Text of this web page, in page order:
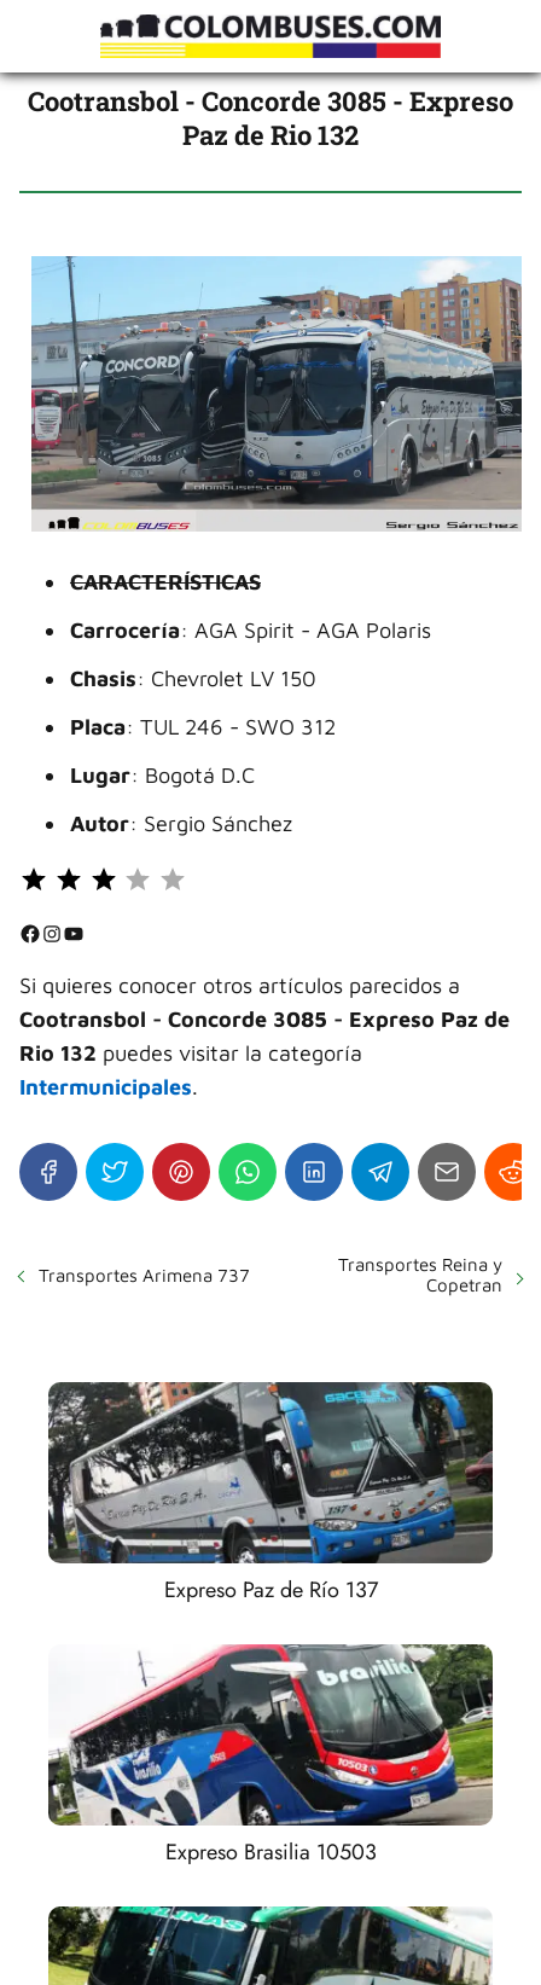
Cootransbol - Concorde 3085 - Expreso
Paz de Rio 132
CARACTERÍSTICAS
Carrocería: AGA Spirit - AGA Polaris
Chasis: Chevrolet LV 150
Placa: TUL 246 - SWO 312
Lugar: Bogotá D.C
Autor: Sergio Sánchez
⭐
⭐
Facebook InstagramYouTube
Si quieres conocer otros artículos parecidos a
Cootransbol - Concorde 3085 - Expreso Paz de
Rio 132 puedes visitar la categoría
Intermunicipales.
Transportes Arimena 737
Transportes Reina y
Copetran
Expreso Paz de Río 137
Expreso Brasilia 10503